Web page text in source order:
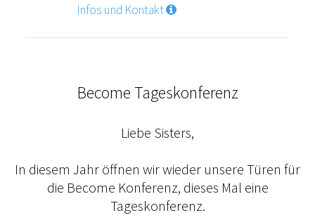
Infos und Kontakt
Become Tageskonferenz
Liebe Sisters,
In diesem Jahr öffnen wir wieder unsere Türen für
die Become Konferenz, dieses Mal eine
Tageskonferenz.